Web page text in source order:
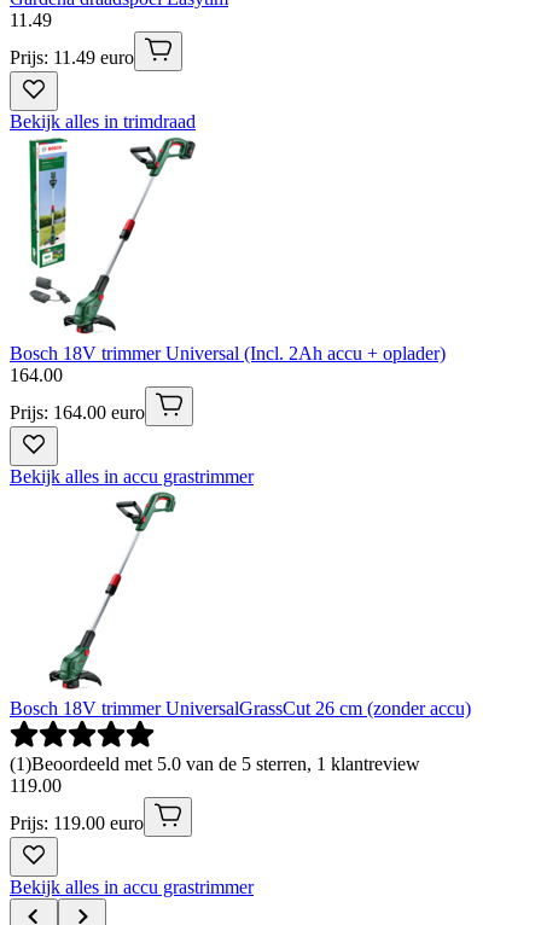
11 .49
Prijs: 11.49 euro
Bekijk alles in trimdraad
Bosch 18V trimmer Universal (Incl. 2Ah accu + oplader)
164.00
Prijs: 164.00 euro
Bekijk alles in accu grastrimmer
Bosch 18V trimmer UniversalGrassCut 26 cm (zonder accu)
(1)Beoordeeld met 5.0 van de 5 sterren, 1 klantreview
119.00
Prijs: 119.00 euro
Bekijk alles in accu grastrimmer